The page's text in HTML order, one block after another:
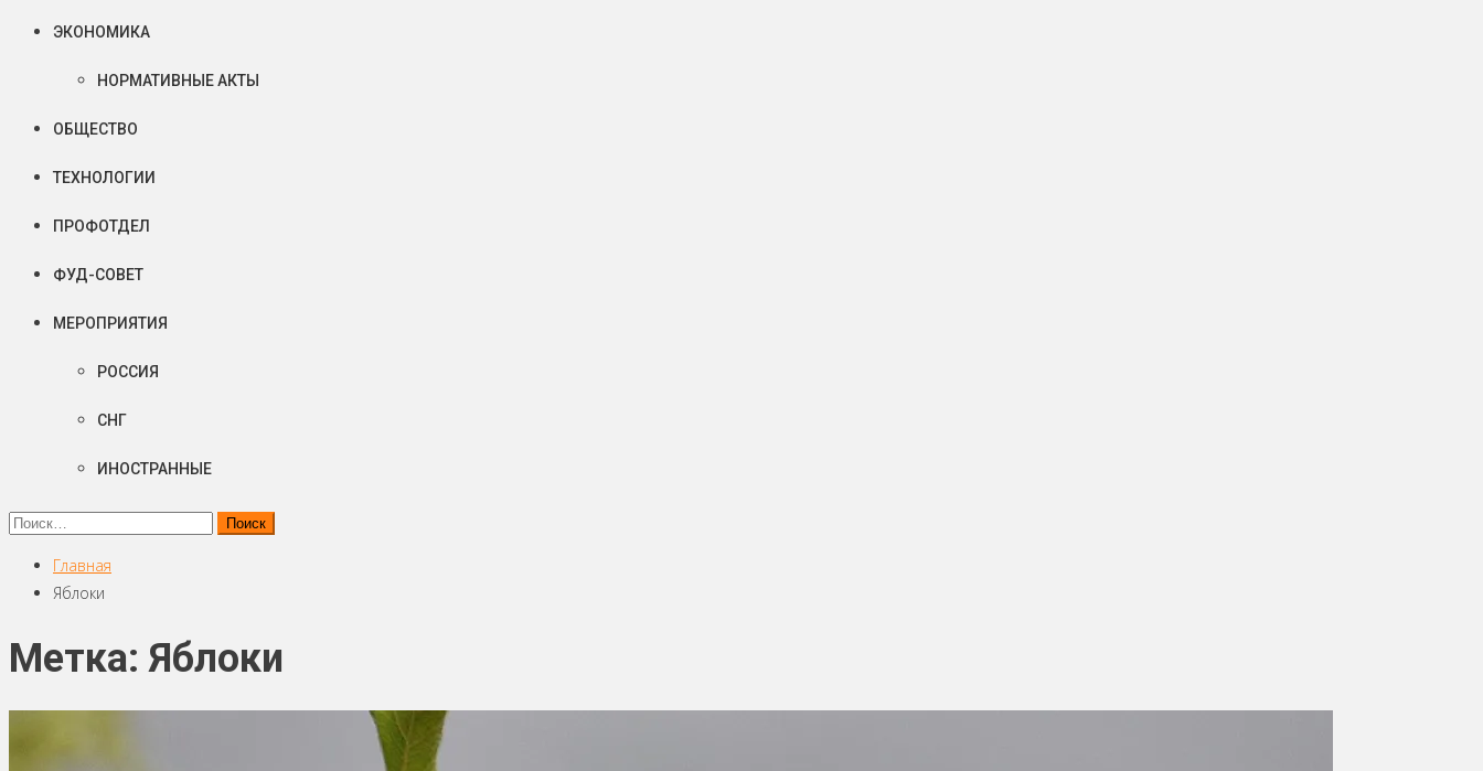
ЭКОНОМИКА
НОРМАТИВНЫЕ АКТЫ
ОБЩЕСТВО
ТЕХНОЛОГИИ
ПРОФОТДЕЛ
ФУД-СОВЕТ
МЕРОПРИЯТИЯ
РОССИЯ
СНГ
ИНОСТРАННЫЕ
Найти:
Главная
Яблоки
Метка: Яблоки